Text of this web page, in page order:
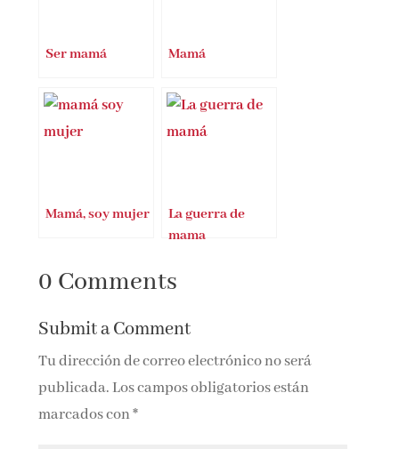
Ser mamá Mamá
Mamá, soy mujer
La guerra de
mama
0 Comments
Submit a Comment
Tu dirección de correo electrónico no será
publicada. Los campos obligatorios están
marcados con*